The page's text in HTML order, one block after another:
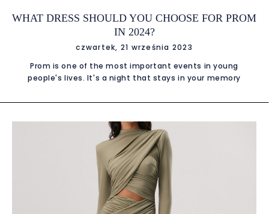
WHAT DRESS SHOULD YOU CHOOSE FOR PROM
IN 2024?
czwartek, 21 września 2023
Prom is one of the most important events in young
people's lives. It's a night that stays in your memory
stunning. If you are one of them, read this article to find out
Fashion is a fickle field, but keeping up with the latest
trends can help you choose the perfect prom dress. In 2024,
it is expected that simple, minimalist cuts, but with subtle
decorations, will be fashionable. Dresses with a deep
neckline or revealing the back will also be a hit. It is
important to choose something that suits your style and
highlights your personality. Color is the key The color of the
dress is a key element of choice. You can choose classic